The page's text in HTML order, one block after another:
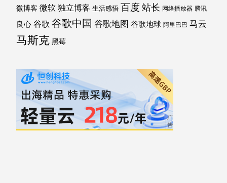
微博客 微软独立博客 生活感悟 百度 站长 网络播放器 腾讯
良心 谷歌 谷歌中国 谷歌地图 谷歌地球 阿里巴巴 马云
马斯克 黑莓